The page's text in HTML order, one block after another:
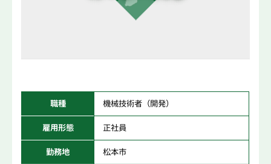
職種 機械技術者（開発）
雇用形態 正社員
勤務地 松本市